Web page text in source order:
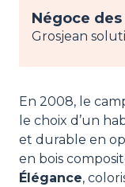
Négoce
Grosjean
En 2008, le
le choix d’un
et durable en
en bois
Élégance,